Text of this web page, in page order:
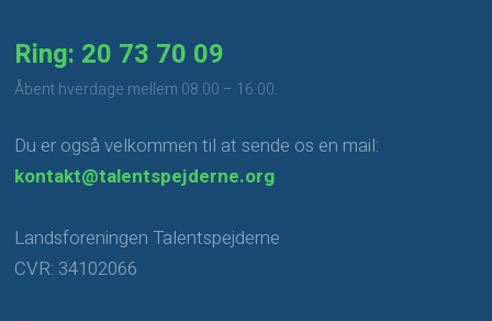
Ring: 20 73 70 09
​Åbent hverdage mellem 08.00 – 16.00.
Du er også velkommen til at sende os en mail:
kontakt@talentspejderne.org
Landsforeningen Talentspejderne
CVR: 34102066